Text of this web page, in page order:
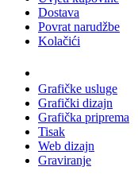
Dostava
Povrat narudžbe
Kolačići
Grafičke usluge
Grafički dizajn
Grafička priprema
Tisak
Web dizajn
Graviranje